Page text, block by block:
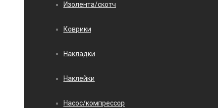
Изолента/скотч
Коврики
Накладки
Наклейки
Насос/компрессор